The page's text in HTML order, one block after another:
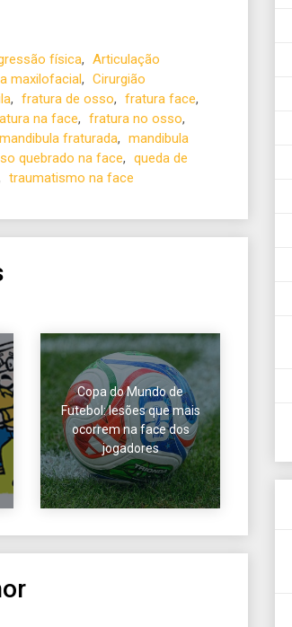
física, Articulação
maxilofacial, Cirurgião
, fratura de osso, fratura face,
na face, fratura no osso,
mandibula fraturada, mandibula
quebrado na face, queda de
traumatismo na face
Copa do Mundo de
Futebol: lesões que mais
ocorrem na face dos
jogadores